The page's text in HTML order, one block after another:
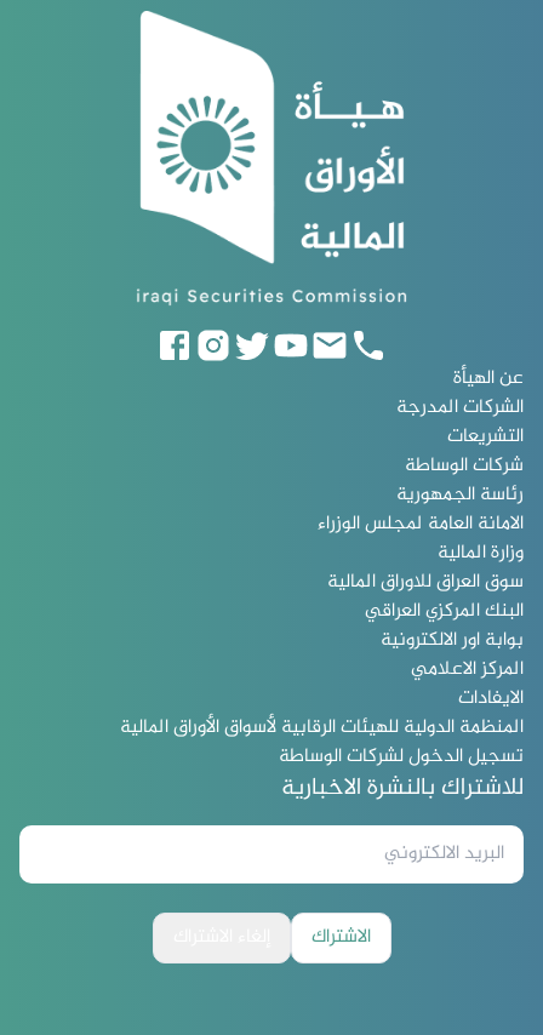
عن الهيأة
الشركات المدرجة
التشريعات
شركات الوساطة
رئاسة الجمهورية
الامانة العامة لمجلس الوزراء
وزارة المالية
سوق العراق للاوراق المالية
البنك المركزي العراقي
بوابة اور الالكترونية
المركز الاعلامي
الايفادات
المنظمة الدولية للهيئات الرقابية لأسواق الأوراق المالية
تسجيل الدخول لشركات الوساطة
للاشتراك بالنشرة الاخبارية
الاشتراك